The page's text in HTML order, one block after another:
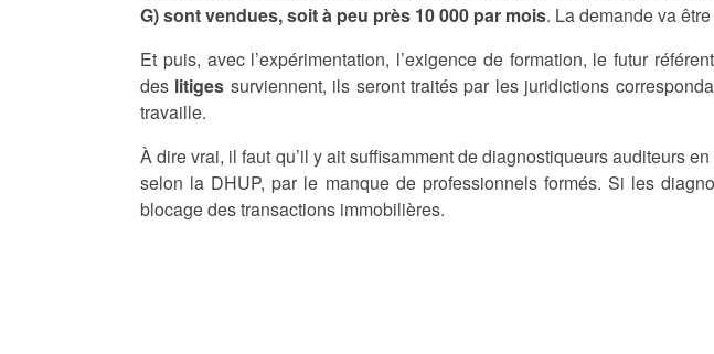
G) sont vendues, soit à peu près 10 000 par mois. La demande va
Et puis, avec l’expérimentation, l’exigence de formation, le futur
des litiges surviennent, ils seront traités par les juridictions
travaille.
À dire vrai, il faut qu’il y ait suffisamment de diagnostiqueurs auditeurs
selon la DHUP, par le manque de professionnels formés. Si les
blocage des transactions immobilières.